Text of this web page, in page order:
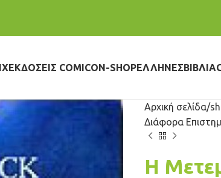
ΕΚΔΌΣΕΙΣ COMICON-SHOPΈΛΛΗΝΕΣΒΙΒΛΊΑ
Αρχική σελίδα
Διάφορα
Η